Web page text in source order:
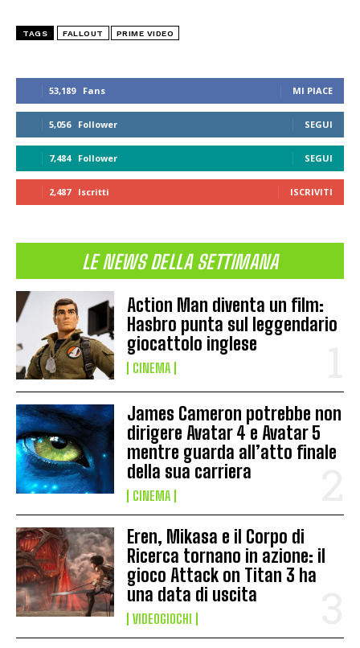
53,189 Fans MI PIACE
5,056 Follower SEGUI
7,484 Follower SEGUI
2,487 Iscritti ISCRIVITI
LE NEWS DELLA SETTIMANA
Action Man diventa un film:
Hasbro punta sul leggendario
giocattolo inglese
CINEMA
James Cameron potrebbe non
dirigere Avatar 4 e Avatar 5
mentre guarda all’atto finale
della sua carriera
CINEMA
Eren, Mikasa e il Corpo di
Ricerca tornano in azione: il
gioco Attack on Titan 3 ha
una data di uscita
VIDEOGIOCHI
TAGS FALLOUT PRIME VIDEO